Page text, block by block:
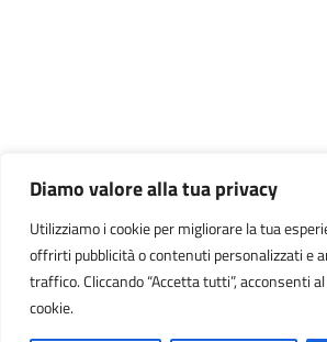
Diamo valore alla tua privacy
Utilizziamo i cookie per migliorare la tua
offrirti pubblicità o contenuti personalizzati e
traffico. Cliccando “Accetta tutti”, acconsenti
cookie.